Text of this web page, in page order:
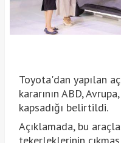
Toyota'dan yapılan
kararının ABD,
kapsadığı belirtildi.
Açıklamada, bu